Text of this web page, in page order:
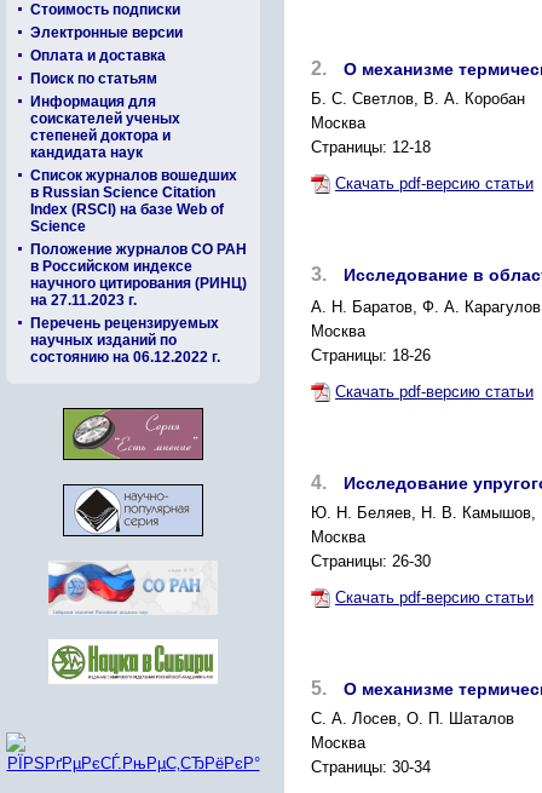
Стоимость подписки
Электронные версии
Оплата и доставка
Поиск по статьям
Информация для
соискателей ученых
степеней доктора и
кандидата наук
Список журналов вошедших
в Russian Science Citation
Index (RSCI) на базе Web of
Science
Положение журналов СО РАН
в Российском индексе
научного цитирования (РИНЦ)
на 27.11.2023 г.
Перечень рецензируемых
научных изданий по
состоянию на 06.12.2022 г.
2. О механизме
Б. С. Светлов, В. А. Коробан
Москва
Страницы: 12-18
Скачать pdf-версию статьи
3. Исследование в
A. Н. Баратов, Ф. А.
Москва
Страницы: 18-26
Скачать pdf-версию статьи
4. Исследование
Ю. Н. Беляев, Н. В. Камышов,
Москва
Страницы: 26-30
Скачать pdf-версию статьи
5. О механизме
С. А. Лосев, О. П. Шаталов
Москва
Страницы: 30-34